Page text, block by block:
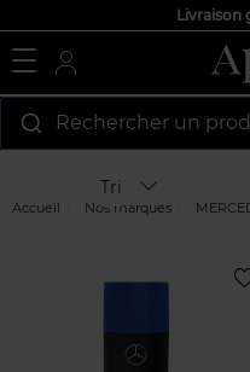
Livraison
Rechercher un
Accueil Nos marques
Tri